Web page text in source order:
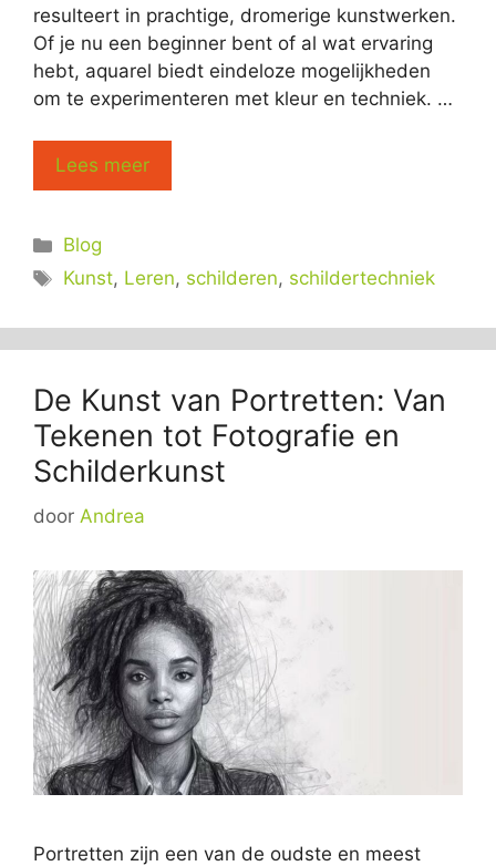
resulteert in prachtige, dromerige kunstwerken.
Of je nu een beginner bent of al wat ervaring
hebt, aquarel biedt eindeloze mogelijkheden
om te experimenteren met kleur en techniek. …
Lees meer
Categorieën
Blog
Tags
Kunst, Leren, schilderen, schildertechniek
De Kunst van Portretten: Van
Tekenen tot Fotografie en
Schilderkunst
door Andrea
Portretten zijn een van de oudste en meest